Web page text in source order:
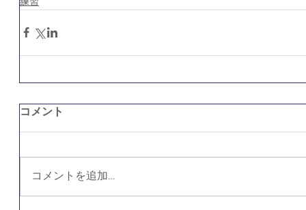
コメント
コメントを追加…